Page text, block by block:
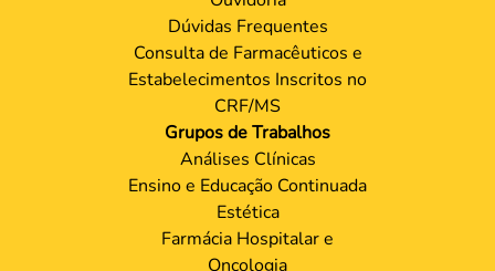
Dúvidas Frequentes
Consulta de Farmacêuticos e
Estabelecimentos Inscritos no
CRF/MS
Grupos de Trabalhos
Análises Clínicas
Ensino e Educação Continuada
Estética
Farmácia Hospitalar e
Oncologia